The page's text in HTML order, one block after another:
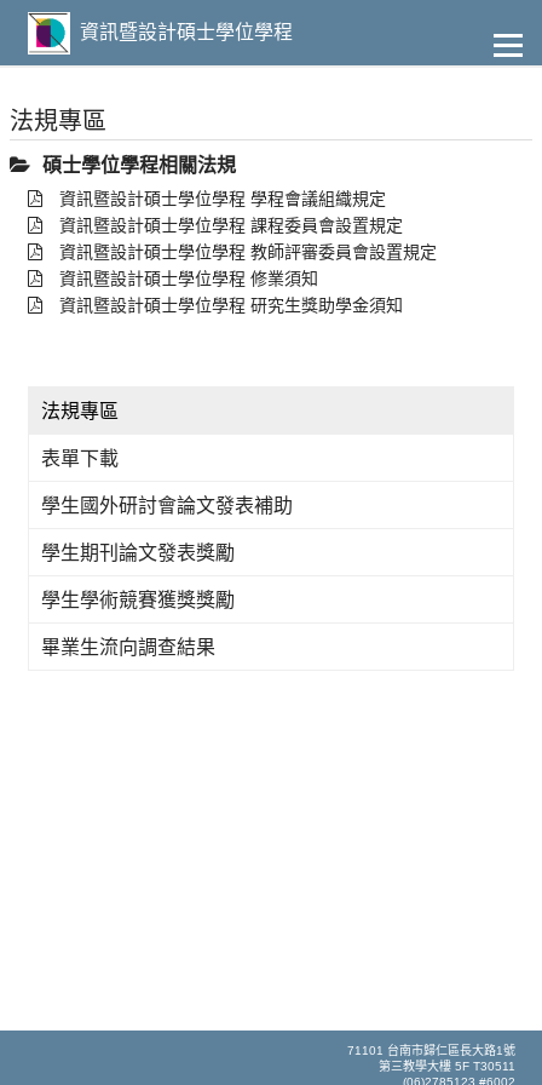
主
要
容
資訊暨設計碩士學位學程
法規專區
碩士學位學程相關法規
資訊暨設計碩士學位學程 學程會議組織規定
資訊暨設計碩士學位學程 課程委員會設置規定
資訊暨設計碩士學位學程 教師評審委員會設置規定
資訊暨設計碩士學位學程 修業須知
資訊暨設計碩士學位學程 研究生獎助學金須知
法規專區
表單下載
學生國外研討會論文發表補助
學生期刊論文發表獎勵
學生學術競賽獲獎獎勵
畢業生流向調查結果
71101 台南市歸仁區長大路1號
第三教學大樓 5F T30511